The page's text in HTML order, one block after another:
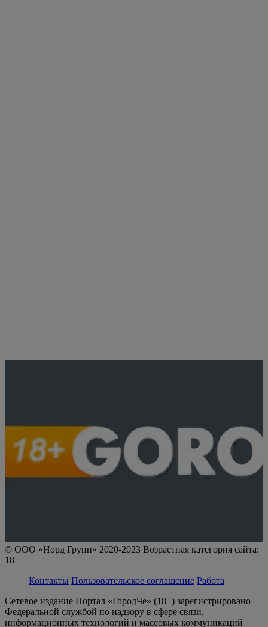
© ООО «Норд Групп» 2020-2023 Возрастная категория сайта:
18+
Контакты Пользовательское соглашение Работа
Сетевое издание Портал «ГородЧе» (18+) зарегистрировано
Федеральной службой по надзору в сфере связи,
информационных технологий и массовых коммуникаций